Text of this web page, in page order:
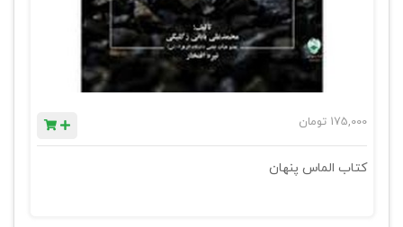
175,000 تومان
کتاب الماس پنهان